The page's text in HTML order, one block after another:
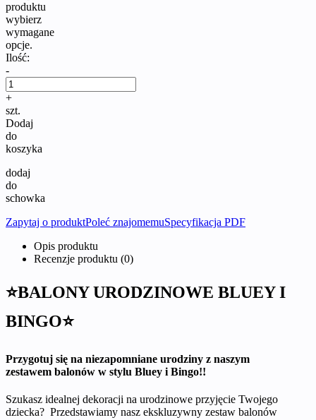
produktu
wybierz
wymagane
opcje.
Ilość:
-
+
szt.
Dodaj
do
koszyka
dodaj
do
schowka
Zapytaj o produktPoleć znajomemuSpecyfikacja PDF
Opis produktu
Recenzje produktu (0)
⭐BALONY URODZINOWE BLUEY I
BINGO⭐
Przygotuj się na niezapomniane urodziny z naszym
zestawem balonów w stylu Bluey i Bingo!!
Szukasz idealnej dekoracji na urodzinowe przyjęcie Twojego
dziecka? Przedstawiamy nasz ekskluzywny zestaw balonów